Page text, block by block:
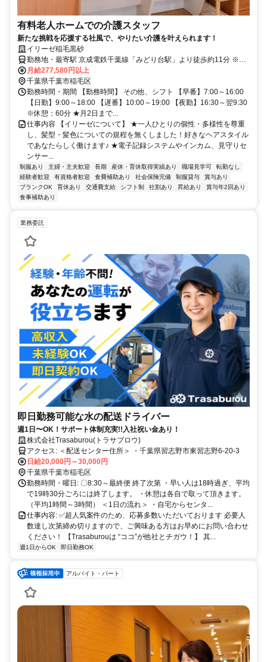
有料老人ホームでの介護スタッフ
新たな挑戦を応援する社風で、やりたい介護を叶えられます！
イリーゼ稲毛黒砂
勤務地・最寄駅 京成電鉄千葉線「みどり台駅」より徒歩約11分 ※車
通勤OK
月給277,580円以上
千葉県千葉市稲毛区
勤務時間・期間 【勤務時間】 その他、シフト 【早番】7:00～16:00
【日勤】9:00～18:00 【遅番】10:00～19:00 【夜勤】16:30～翌9:30
※休憩：60分 ★月2日まで...
仕事内容 【イリーゼについて】 ★一人ひとりの個性・多様性を尊重
し、髪型・髪色についての規程を無くしました！好きなヘアスタイル
であなたらしく働けます♪ ★電子記録システムやインカム、見守りセ
ンサー...
制服あり 主婦・主夫歓迎 長期 産休・育休取得実績あり 職場見学可
転勤なし
経験者歓迎
有資格者歓迎 食費補助あり 社会保険完備 制服貸与
賞与あり
ブランクOK
育休あり 交通費支給 シフト制 社割あり 昇給あり
賞与年2回あり
食事補助あり
業務委託
即日勤務可能な水の配送ドライバー
週1日〜OK！サポート体制充実!!入社祝い金あり！
株式会社Trasaburou(トラサブロウ)
アクセス: ＜配送センター住所＞ ・千葉県習志野市東習志野6-20-3
日給20,000円～30,000円
千葉県千葉市稲毛区
勤務時間・曜日: 〇8:30～最終便 終了次第 ・早い人は18時過ぎ、平均
で19時30分ごろには終了します。 ・休憩は各自で取って頂きます。
（平均1時間～3時間） ＜1日の流れ＞ ・自宅からセンタ...
仕事内容: ✅超人気案件のため、応募多数いただいております 必要人
数達し次第締め切りますので、ご興味ある方はお早めにお問い合わせ
ください！ 【Trasaburouは “ココ”が他社とチガウ！】 其...
週1日からOK 即日勤務OK
アルバイト・パート